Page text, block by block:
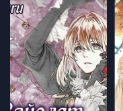
13 039 глава
14 040 глава
15 041 глава
16 042 глава